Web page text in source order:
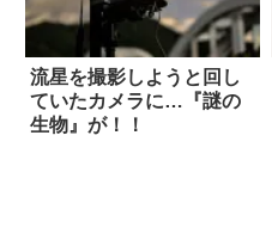
流星を撮影しようと回し
ていたカメラに…『謎の
生物』が！！